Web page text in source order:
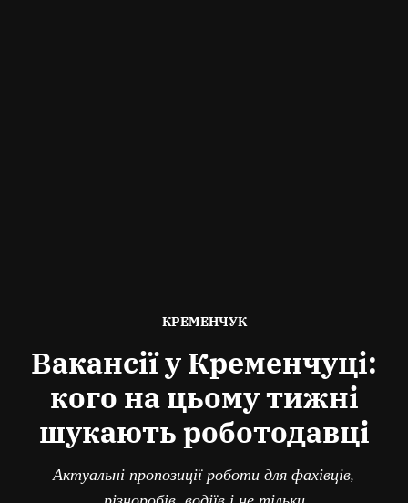
ОПУБЛІКОВАНО
КРЕМЕНЧУК
Вакансії у Кременчуці:
кого на цьому тижні
шукають роботодавці
Актуальні пропозиції роботи для фахівців,